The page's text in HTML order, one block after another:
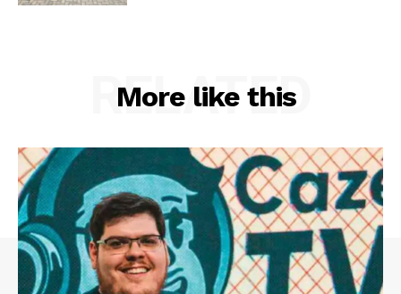
More like this
RELATED